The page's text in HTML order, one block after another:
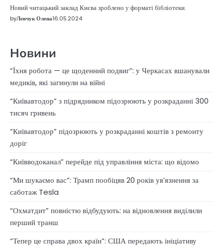
Новий читацький заклад Києва зроблено у форматі бібліотеки.
byЛевчук Олена16.05.2024
Новини
“Їхня робота — це щоденний подвиг”: у Черкасах вшанували
медиків, які загинули на війні
“Київавтодор” з підрядником підозрюють у розкраданні 300
тисяч гривень
“Київавтодор” підозрюють у розкраданні коштів з ремонту
доріг
“Київводоканал” перейде під управління міста: що відомо
“Ми шукаємо вас”: Трамп пообіцяв 20 років ув’язнення за
саботаж Tesla
“Охматдит” повністю відбудують: на відновлення виділили
перший транш
“Тепер це справа двох країн”: США передають ініціативу